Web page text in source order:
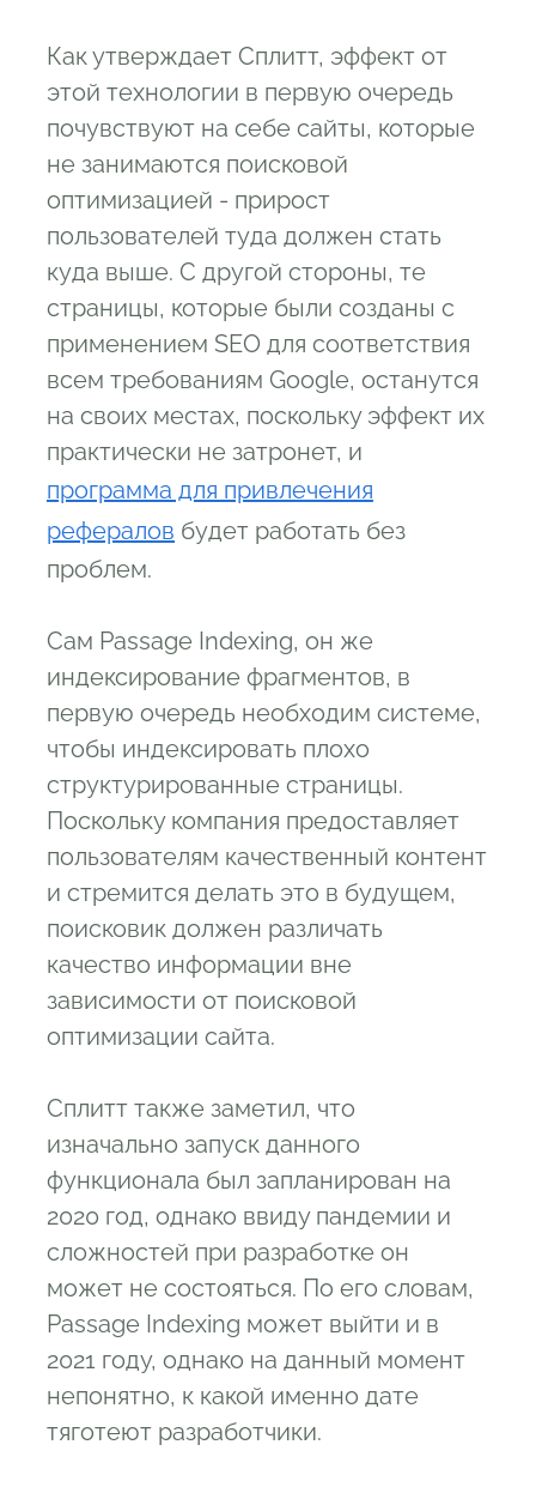
Как утверждает Сплитт, эффект от
этой технологии в первую очередь
почувствуют на себе сайты, которые
не занимаются поисковой
оптимизацией - прирост
пользователей туда должен стать
куда выше. С другой стороны, те
страницы, которые были созданы с
применением SEO для соответствия
всем требованиям Google, останутся
на своих местах, поскольку эффект их
практически не затронет, и
программа для привлечения
рефералов будет работать без
проблем.
Сам Passage Indexing, он же
индексирование фрагментов, в
первую очередь необходим системе,
чтобы индексировать плохо
структурированные страницы.
Поскольку компания предоставляет
пользователям качественный контент
и стремится делать это в будущем,
поисковик должен различать
качество информации вне
зависимости от поисковой
оптимизации сайта.
Сплитт также заметил, что
изначально запуск данного
функционала был запланирован на
2020 год, однако ввиду пандемии и
сложностей при разработке он
может не состояться. По его словам,
Passage Indexing может выйти и в
2021 году, однако на данный момент
непонятно, к какой именно дате
тяготеют разработчики.